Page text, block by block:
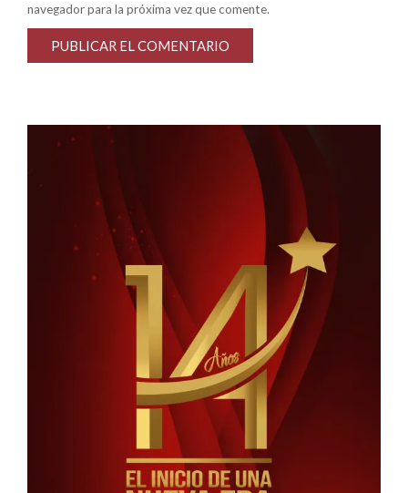
navegador para la próxima vez que comente.